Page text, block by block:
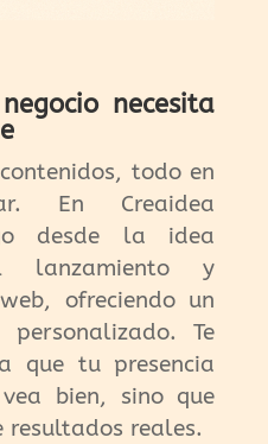
necesita
todo en
En Creaidea
desde la idea
lanzamiento y
ofreciendo un
Te
que tu presencia
bien, sino que
resultados reales.